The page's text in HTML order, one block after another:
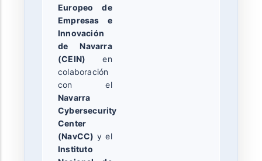
Europeo de
Empresas e
Innovación
de Navarra
(CEIN) en
colaboración
con el
Navarra
Cybersecurity
Center
(NavCC) y el
Instituto